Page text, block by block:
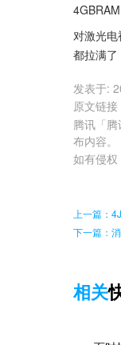
对激光
都拉满了
发表于:
原文链接
腾讯「
布内容。
如有侵权
上一篇：
下一篇：
相关